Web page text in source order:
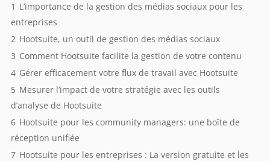
1 L’importance de la gestion des médias sociaux pour les
entreprises
2 Hootsuite, un outil de gestion des médias sociaux
3 Comment Hootsuite facilite la gestion de votre contenu
4 Gérer efficacement votre flux de travail avec Hootsuite
5 Mesurer l’impact de votre stratégie avec les outils
d’analyse de Hootsuite
6 Hootsuite pour les community managers: une boîte de
réception unifiée
7 Hootsuite pour les entreprises : La version gratuite et les